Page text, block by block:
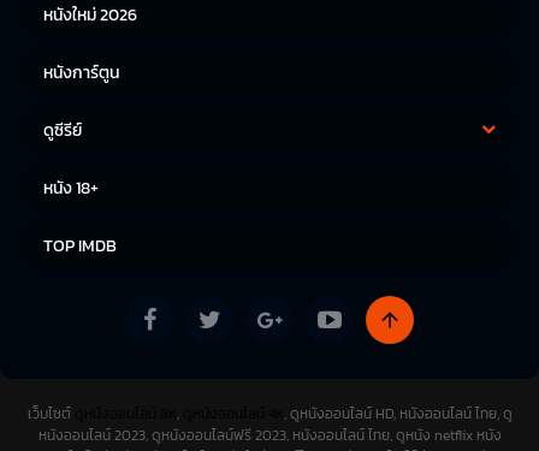
หนังใหม่ 2026
หนังการ์ตูน
ดูซีรีย์
หนัง 18+
TOP IMDB
เว็บไซต์ ,
, ดูหนังออนไลน์ HD, หนังออนไลน์ ไทย, ดู
หนังออนไลน์ 2023, ดูหนังออนไลน์ฟรี 2023, หนังออนไลน์ ไทย, ดูหนัง netflix หนัง